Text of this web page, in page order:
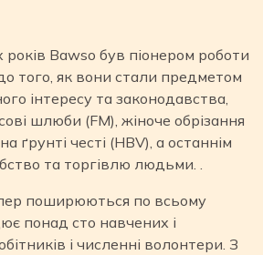
Bawso був піонером роботи
того, як вони стали предметом
інтересу та законодавства,
шлюби (FM), жіноче обрізання
ґрунті честі (HBV), а останнім
та торгівлю людьми. .
поширюються по всьому
понад сто навчених і
і численні волонтери. З